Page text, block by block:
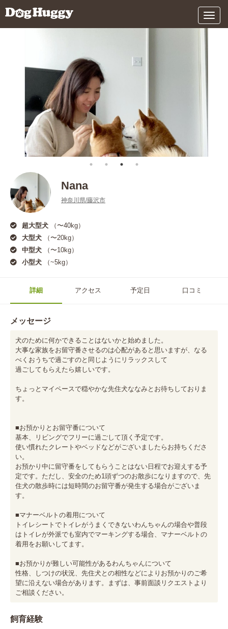
メ
ニ
Nana
神奈川県/藤沢市
超大型犬
（〜40kg）
大型犬
（〜20kg）
中型犬
（〜10kg）
小型犬
（~5kg）
詳細 アクセス 予定日 口コミ
メッセージ
犬のために何かできることはないかと始めました。
大事な家族をお留守番させるのは心配があると思いますが、なる
べくおうちで過ごすのと同じようにリラックスして
過ごしてもらえたら嬉しいです。
ちょっとマイペースで穏やかな先住犬ななみとお待ちしておりま
す。
■お預かりとお留守番について
基本、リビングでフリーに過ごして頂く予定です。
使い慣れたクレートやベッドなどがございましたらお持ちくださ
い。
お預かり中に留守番をしてもらうことはない日程でお迎えする予
定です。ただし、安全のため1頭ずつのお散歩になりますので、先
住犬の散歩時には短時間のお留守番が発生する場合がございま
す。
■マナーベルトの着用について
トイレシートでトイレがうまくできないわんちゃんの場合や普段
はトイレが外派でも室内でマーキングする場合、マナーベルトの
着用をお願いしてます。
■お預かりが難しい可能性があるわんちゃんについて
性格、しつけの状況、先住犬との相性などによりお預かりのご希
望に沿えない場合があります。まずは、事前面談リクエストより
ご相談ください。
飼育経験